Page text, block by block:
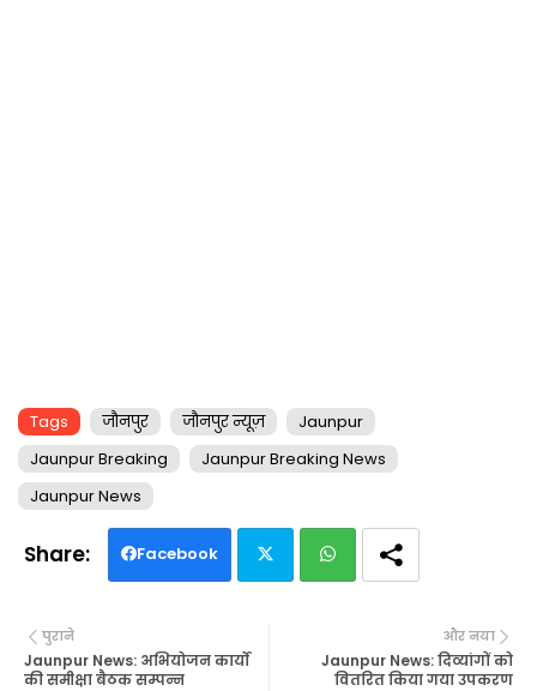
Tags जौनपुर जौनपुर न्यूज़
Jaunpur
Jaunpur Breaking
Jaunpur Breaking News
Jaunpur News
Facebook
ats
और नया
Jaunpur News: दिव्यांगों को
वितरित किया गया उपकरण
पुराने
Jaunpur News: अभियोजन कार्यों
की समीक्षा बैठक सम्पन्न